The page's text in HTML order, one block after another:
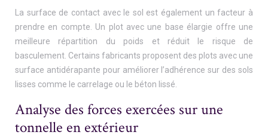
La surface de contact avec le sol est également un facteur à
prendre en compte. Un plot avec une base élargie offre une
meilleure répartition du poids et réduit le risque de
basculement. Certains fabricants proposent des plots avec une
surface antidérapante pour améliorer l’adhérence sur des sols
lisses comme le carrelage ou le béton lissé.
Analyse des forces exercées sur une
tonnelle en extérieur